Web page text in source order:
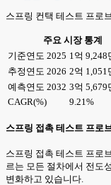
스프링 컨택 테스트 프로
주요 시장 통계
기준연도 2025 1억 9,248
추정연도 2026 2억 1,051
예측연도 2032 3억 5,679
CAGR(%)
9.21%
스프링 접촉 테스트 프로
스프링 접촉 테스트 프로
르는 모든 절차에서 전도
변화하고 있습니다.